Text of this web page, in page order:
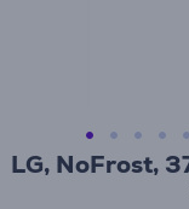
LG, NoFrost,